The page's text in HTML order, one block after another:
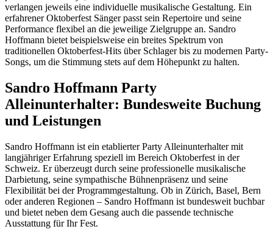
verlangen jeweils eine individuelle musikalische Gestaltung. Ein
erfahrener Oktoberfest Sänger passt sein Repertoire und seine
Performance flexibel an die jeweilige Zielgruppe an. Sandro
Hoffmann bietet beispielsweise ein breites Spektrum von
traditionellen Oktoberfest-Hits über Schlager bis zu modernen Party-
Songs, um die Stimmung stets auf dem Höhepunkt zu halten.
Sandro Hoffmann Party
Alleinunterhalter: Bundesweite Buchung
und Leistungen
Sandro Hoffmann ist ein etablierter Party Alleinunterhalter mit
langjähriger Erfahrung speziell im Bereich Oktoberfest in der
Schweiz. Er überzeugt durch seine professionelle musikalische
Darbietung, seine sympathische Bühnenpräsenz und seine
Flexibilität bei der Programmgestaltung. Ob in Zürich, Basel, Bern
oder anderen Regionen – Sandro Hoffmann ist bundesweit buchbar
und bietet neben dem Gesang auch die passende technische
Ausstattung für Ihr Fest.